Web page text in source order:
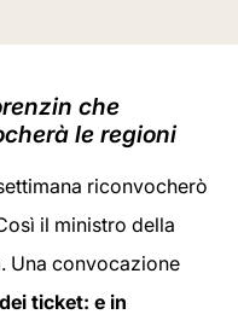
che
le regioni
riconvocherò
il ministro della
Una convocazione
ticket: e in